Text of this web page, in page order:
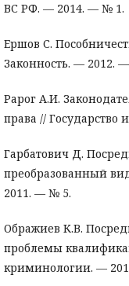
ВС РФ. — 2014. — № 1.
Ершов С.
Законность. — 2012.
Рарог А.И.
права //
Гарбатович Д.
преобразованный
2011. — № 5.
Ображиев К.В.
проблемы
криминологии. —